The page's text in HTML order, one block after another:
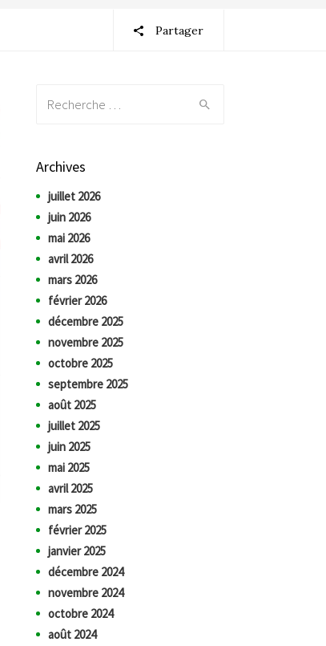
Partager
Archives
juillet 2026
juin 2026
mai 2026
avril 2026
mars 2026
février 2026
décembre 2025
novembre 2025
octobre 2025
septembre 2025
août 2025
juillet 2025
juin 2025
mai 2025
avril 2025
mars 2025
février 2025
janvier 2025
décembre 2024
novembre 2024
octobre 2024
août 2024